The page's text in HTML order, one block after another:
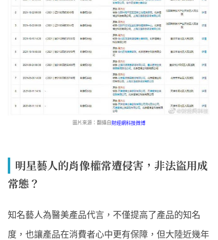
圖片來源：翻攝自財經網科技微博
明星藝人的肖像權常遭侵害，非法盜用成
常態？
知名藝人為醫美產品代言，不僅提高了產品的知名
度，也讓產品在消費者心中更有保障，但大陸近幾年